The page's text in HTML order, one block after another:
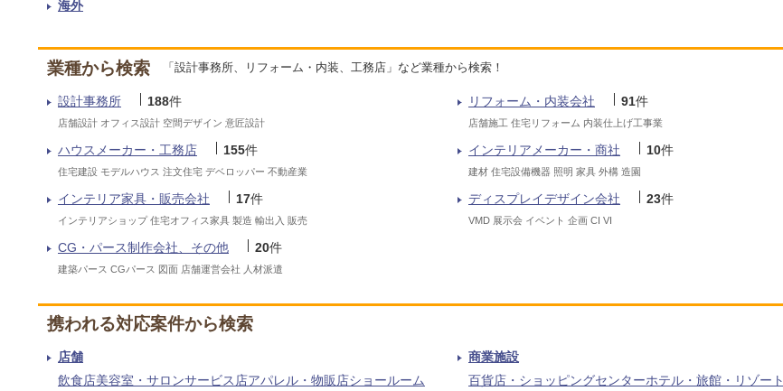
海外
業種から検索 「設計事務所、リフォーム・内装、工務店」など業種から検索！
設計事務所 188件
店舗設計 オフィス設計 空間デザイン 意匠設計
リフォーム・内装会社 91件
店舗施工 住宅リフォーム 内装仕上げ工事業
ハウスメーカー・工務店 155件
住宅建設 モデルハウス 注文住宅 デベロッパー 不動産業
インテリアメーカー・商社 10件
建材 住宅設備機器 照明 家具 外構 造園
インテリア家具・販売会社 17件
インテリアショップ 住宅オフィス家具 製造 輸出入 販売
ディスプレイデザイン会社 23件
VMD 展示会 イベント 企画 CI VI
CG・パース制作会社、その他 20件
建築パース CGパース 図面 店舗運営会社 人材派遣
携われる対応案件から検索
店舗
飲食店美容室・サロンサービス店アパレル・物販店ショールーム
商業施設
百貨店・ショッピングセンターホテル・旅館・リゾート